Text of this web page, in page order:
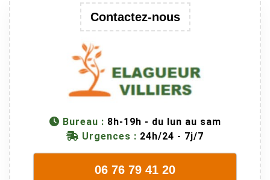
trop lourde et
donc
son équipes
connaissent
très bien leur
juste une
évidence. Et
en plus ils
Contactez-nous
Bureau : 8h-19h - du lun au sam
Urgences : 24h/24 - 7j/7
06 76 79 41 20